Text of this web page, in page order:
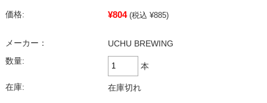
価格: ¥804 (税込 ¥885)
メーカー：
UCHU BREWING
数量:
本
在庫: 在庫切れ